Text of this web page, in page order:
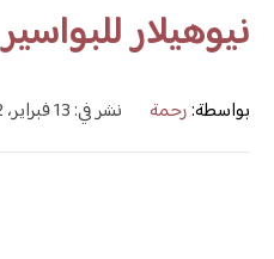
نيوهيلار للبواسير
بواسطة:رحمة نشر في: 13 فبراير، 2022